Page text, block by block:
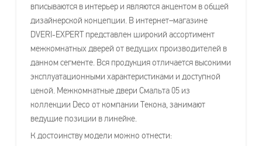
вписываются в интерьер и являются акцентом в общей
дизайнерской концепции. В интернет–магазине
DVERI-EXPERT представлен широкий ассортимент
межкомнатных дверей от ведущих производителей в
данном сегменте. Вся продукция отличается высокими
эксплуатационными характеристиками и доступной
ценой. Межкомнатные двери Смальта 05 из
коллекции Deco от компании Текона, занимают
ведущие позиции в линейке.
К достоинству модели можно отнести: